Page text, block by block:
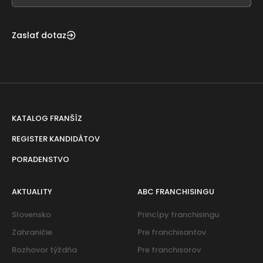
Zaslať dotaz
KATALOG FRANŠÍZ
REGISTER KANDIDÁTOV
PORADENSTVO
AKTUALITY
Slovensko
Zahraničie
Rozhovor týždňa
ABC FRANCHISINGU
Princípy franchisingu
Pre franchisantov
Pre franchisorov